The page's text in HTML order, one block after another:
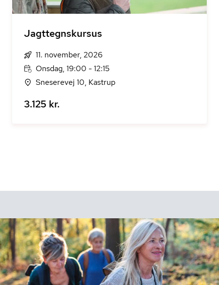
Jagttegnskursus
11. november, 2026
Onsdag, 19:00 - 12:15
Sneserevej 10, Kastrup
3.125 kr.